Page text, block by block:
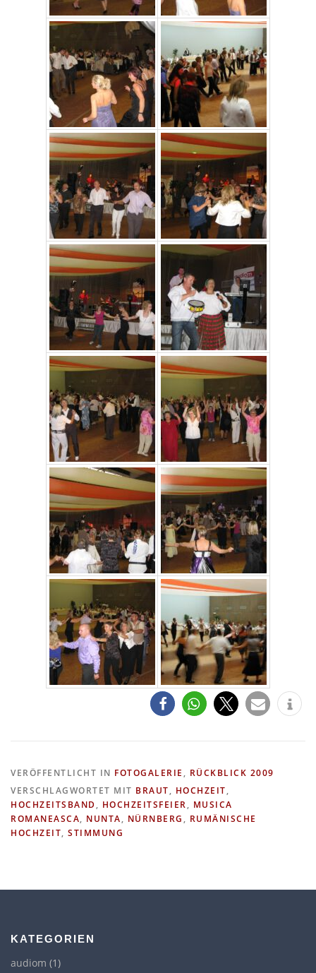
VERÖFFENTLICHT IN FOTOGALERIE , RÜCKBLICK 2009
VERSCHLAGWORTET MIT BRAUT, HOCHZEIT,
HOCHZEITSBAND , HOCHZEITSFEIER, MUSICA
ROMANEASCA, NUNTA, NÜRNBERG , RUMÄNISCHE
HOCHZEIT, STIMMUNG
KATEGORIEN
audiom (1)